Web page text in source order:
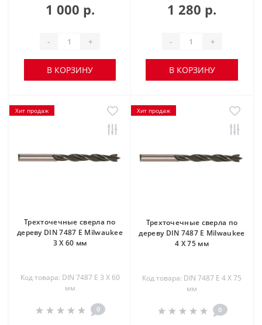
1 000 р.
- +
В КОРЗИНУ
1 280 р.
- +
В КОРЗИНУ
Хит продаж
Трехточечные сверла по
дереву DIN 7487 E Milwaukee
3 Х 60 мм
Код товара: DIN 7487 E 3 Х 60
мм
0
Хит продаж
Трехточечные сверла по
дереву DIN 7487 E Milwaukee
4 Х 75 мм
Код товара: DIN 7487 E 4 Х 75
мм
0